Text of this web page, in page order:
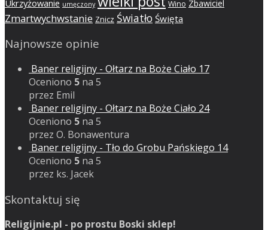
Ukrzyżowanie umęczony Wino Zbawiciel
Zmartwychwstanie Znicz Światło Święta
Najnowsze opinie
Baner religijny - Ołtarz na Boże Ciało 17
Oceniono 5 na 5
przez Emil
Baner religijny - Ołtarz na Boże Ciało 24
Oceniono 5 na 5
przez O. Bonawentura
Baner religijny - Tło do Grobu Pańskiego 14
Oceniono 5 na 5
przez ks. Jacek
Skontaktuj się
Religijnie.pl - po prostu Boski sklep!